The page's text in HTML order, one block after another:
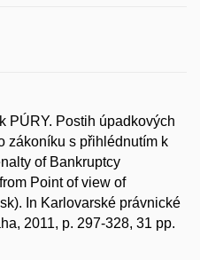
PÚRY. Postih úpadkových
zákoníku s přihlédnutím k
of Bankruptcy
Point of view of
In Karlovarské právnické
2011, p. 297-328, 31 pp.